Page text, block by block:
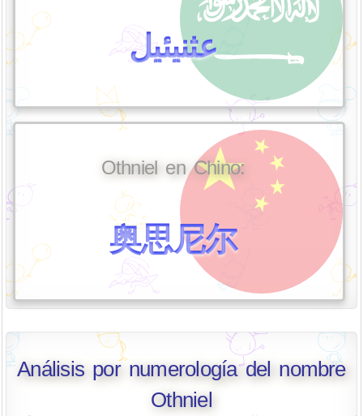
عثنيئيل
Othniel en Chino:
奥思尼尔
Análisis por numerología del nombre
Othniel